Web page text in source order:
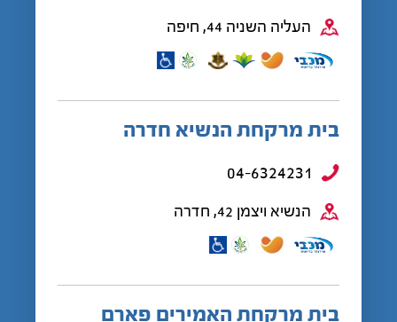
העליה השניה 44, חיפה
בית מרקחת הנשיא חדרה
04-6324231
הנשיא ויצמן 42, חדרה
בית מרקחת האמירים פארם